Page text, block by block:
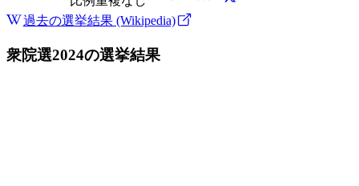
過去の選挙結果 (Wikipedia)
衆院選2024の選挙結果